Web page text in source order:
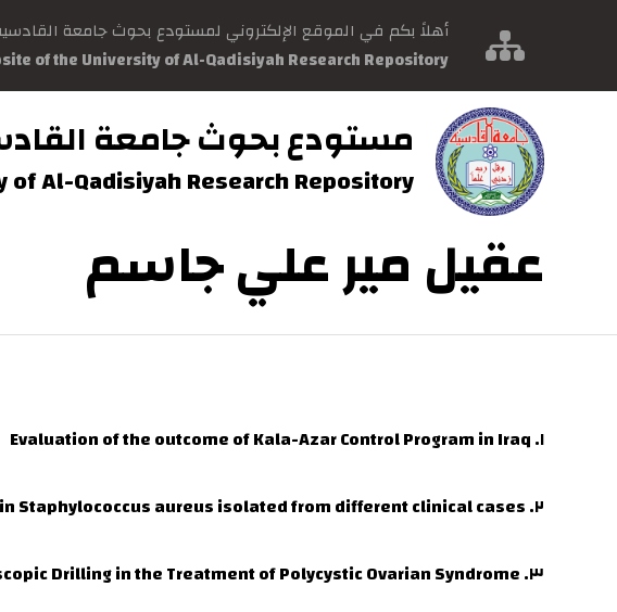
أهلاً بكم في الموقع الإلكتروني لمستودع بحوث جامعة
of the University of Al-Qadisiyah Research Repository
مستودع بحوث جامعة
of Al-Qadisiyah Research Repository
عقيل مير علي جاسم
١. Evaluation of the outcome of Kala-Azar Control Program in Iraq
٢. Staphylococcus aureus isolated from different clinical cases
٣. Drilling in the Treatment of Polycystic Ovarian Syndrome